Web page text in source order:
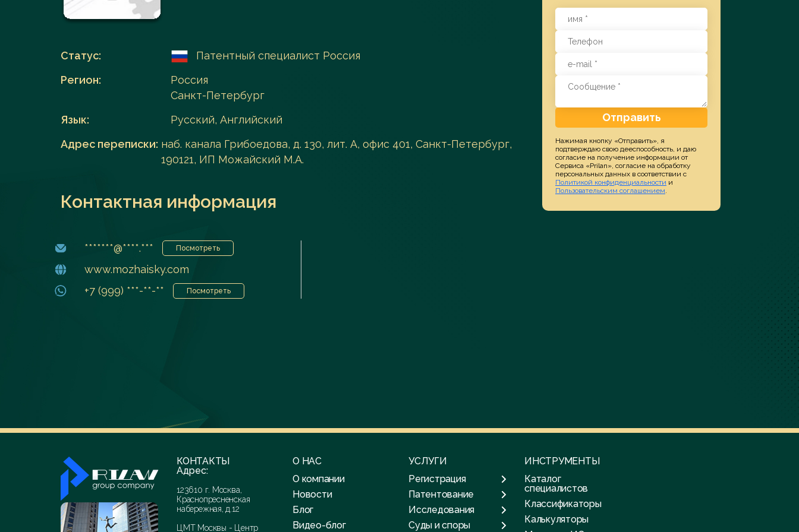
Перейти в каталог
Статус:
Патентный специалист Россия
Регион:
Россия
Санкт-Петербург
Язык:
Русский, Английский
Адрес переписки: наб. канала Грибоедова, д. 130, лит. А, офис 401, Санкт-Петербург,
190121, ИП Можайский М.А.
Контактная информация
*******@****.*** Посмотреть
www.mozhaisky.com
+7 (999) ***-**-**
Посмотреть
Отправить
Нажимая кнопку «Отправить», я
подтверждаю свою дееспособность, и даю
согласие на получение информации от
Сервиса «Prilan», согласие на обработку
персональных данных в соответствии с
Политикой конфиденциальности и
Пользовательским соглашением.
КОНТАКТЫ
Адрес:
123610 г. Москва,
Краснопресненская
набережная, д.12
ЦМТ Москвы - Центр
О НАС
О компании
Новости
Блог
Видео-блог
УСЛУГИ
Регистрация
Патентование
Исследования
Суды и споры
ИНСТРУМЕНТЫ
Каталог
специалистов
Классификаторы
Калькуляторы